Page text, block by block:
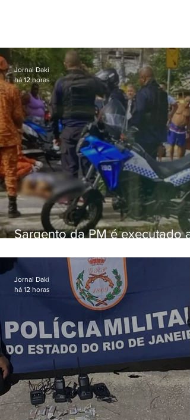
Sargento da PM é executado a
em Vaz Lobo
Jornal Daki
há 12 horas
Jornal Daki
há 12 horas